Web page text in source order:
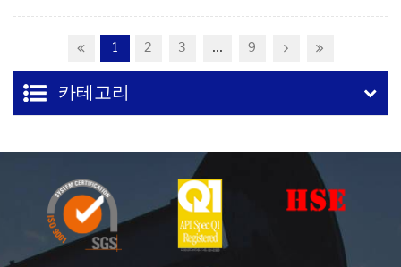
1 2 3 ... 9
카테고리